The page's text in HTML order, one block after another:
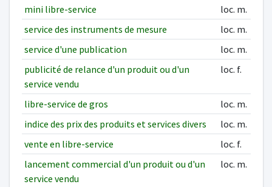
mini libre-service
loc. m.
service des instruments de mesure
loc. m.
service d'une publication
loc. m.
publicité de relance d'un produit ou d'un
service vendu
loc. f.
libre-service de gros
loc. m.
indice des prix des produits et services divers
loc. m.
vente en libre-service
loc. f.
lancement commercial d'un produit ou d'un
service vendu
loc. m.